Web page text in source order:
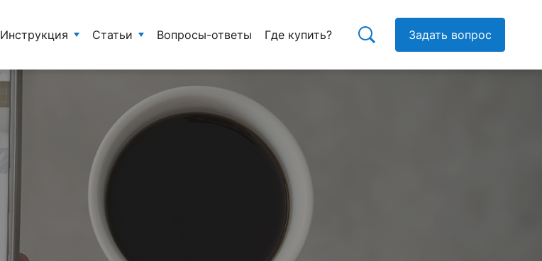
Инструкция Статьи Вопросы-ответы Где купить? Задать вопрос